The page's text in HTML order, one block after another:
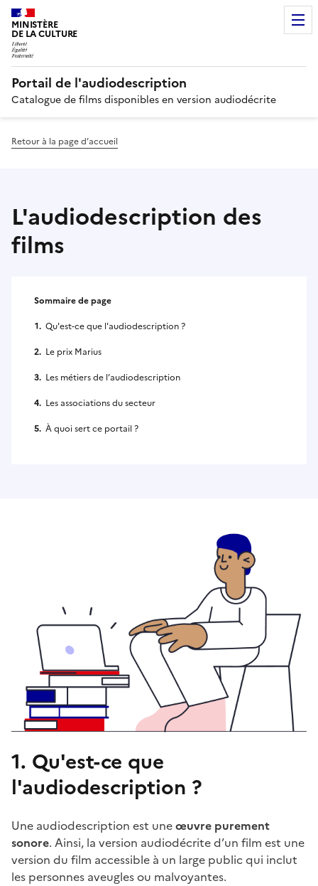
MINISTÈRE
DE LA CULTURE
Portail de l'audiodescription
Catalogue de films disponibles en version audiodécrite
Retour à la page d’accueil
L'audiodescription des
films
Sommaire de page
Qu'est-ce que l'audiodescription ?
Le prix Marius
Les métiers de l’audiodescription
Les associations du secteur
À quoi sert ce portail ?
1. Qu'est-ce que
l'audiodescription ?
Une audiodescription est uneœuvre purement
sonore. Ainsi, la version audiodécrite d’un film est une
version du film accessible à un large public qui inclut
les personnes aveugles ou malvoyantes.